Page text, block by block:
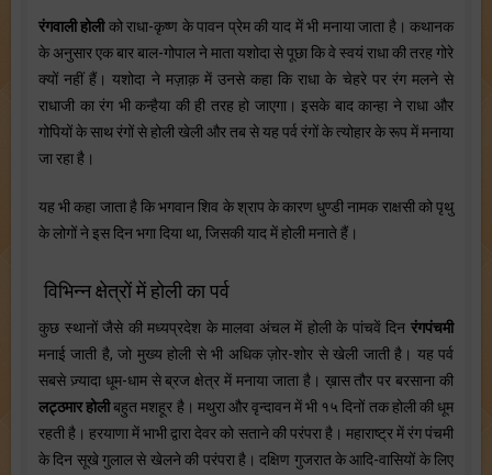
रंगवाली होलीको राधा-कृष्ण के पावन प्रेम की याद में भी मनाया जाता है। कथानक
के अनुसार एक बार बाल-गोपाल ने माता यशोदा से पूछा कि वे स्वयं राधा की तरह गोरे
क्यों नहीं हैं। यशोदा ने मज़ाक़ में उनसे कहा कि राधा के चेहरे पर रंग मलने से
राधाजी का रंग भी कन्हैया की ही तरह हो जाएगा। इसके बाद कान्हा ने राधा और
गोपियों के साथ रंगों से होली खेली और तब से यह पर्व रंगों के त्योहार के रूप में मनाया
जा रहा है।
यह भी कहा जाता है कि भगवान शिव के श्राप के कारण धुण्डी नामक राक्षसी को पृथु
के लोगों ने इस दिन भगा दिया था, जिसकी याद में होली मनाते हैं।
विभिन्न क्षेत्रों में होली का पर्व
कुछ स्थानों जैसे की मध्यप्रदेश के मालवा अंचल में होली के पांचवें दिन रंगपंचमी
मनाई जाती है, जो मुख्य होली से भी अधिक ज़ोर-शोर से खेली जाती है। यह पर्व
सबसे ज़्यादा धूम-धाम से ब्रज क्षेत्र में मनाया जाता है। ख़ास तौर पर बरसाना की
लट्ठमार होलीबहुत मशहूर है। मथुरा और वृन्दावन में भी १५ दिनों तक होली की धूम
रहती है। हरयाणा में भाभी द्वारा देवर को सताने की परंपरा है। महाराष्ट्र में रंग पंचमी
के दिन सूखे गुलाल से खेलने की परंपरा है। दक्षिण गुजरात के आदि-वासियों के लिए